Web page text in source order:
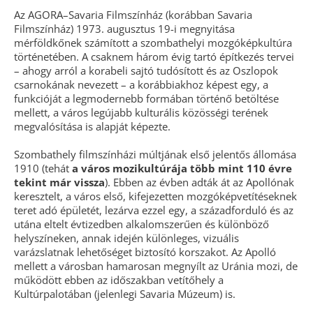
Az AGORA–Savaria Filmszínház (korábban Savaria
Filmszínház) 1973. augusztus 19-i megnyitása
mérföldkőnek számított a szombathelyi mozgóképkultúra
történetében. A csaknem három évig tartó építkezés tervei
– ahogy arról a korabeli sajtó tudósított és az Oszlopok
csarnokának nevezett – a korábbiakhoz képest egy, a
funkcióját a legmodernebb formában történő betöltése
mellett, a város legújabb kulturális közösségi terének
megvalósítása is alapját képezte.
Szombathely filmszínházi múltjának első jelentős állomása
1910 (tehát a város mozikultúrája több mint 110 évre
tekint már vissza). Ebben az évben adták át az Apollónak
keresztelt, a város első, kifejezetten mozgóképvetítéseknek
teret adó épületét, lezárva ezzel egy, a századforduló és az
utána eltelt évtizedben alkalomszerűen és különböző
helyszíneken, annak idején különleges, vizuális
varázslatnak lehetőséget biztosító korszakot. Az Apolló
mellett a városban hamarosan megnyílt az Uránia mozi, de
működött ebben az időszakban vetítőhely a
Kultúrpalotában (jelenlegi Savaria Múzeum) is.